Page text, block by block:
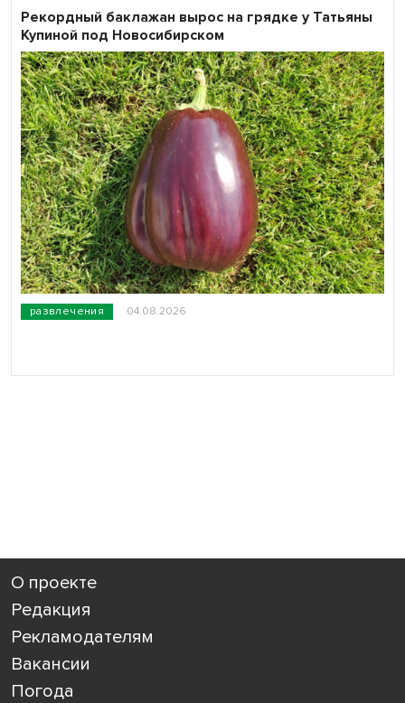
развлечения 04.08.2026
Рекордный баклажан вырос на грядке у Татьяны
Купиной под Новосибирском
О проекте
Редакция
Рекламодателям
Вакансии
Погода